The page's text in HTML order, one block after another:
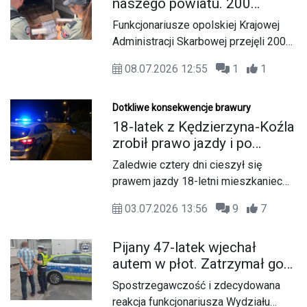
drogą z pierwszeństwem, to
absolutne podstawy bezpiecznej
podróży.
Jednoślad, którym kierował
nastolatek, nie był dopuszczony do
ruchu. Chłopak nie posiadał również
wymaganych uprawnień do kierowania
pojazdem. Sprawa 16-latka będzie
naszego powiatu. 200
tysięcy papierosów bez
akcyzy w dostawczaku
Funkcjonariusze opolskiej Krajowej
Administracji Skarbowej przejęli 200
polskich znaków akcyzy. Do
doszło na terenie powiatu
kędzierzyńsko-kozielskiego, a
wartość kontrabandy oszacowano na
08.07.2026 12:55 1 1
Dotkliwe konsekwencje brawury
18-latek z Kędzierzyna-Koźla
zrobił prawo jazdy i po
czterech dniach je stracił.
Musi też zapłacić 5000
Zaledwie cztery dni cieszył się
prawem jazdy 18-letni mieszkaniec
młody kierowca postanowił sprawdzić
informują policjanci, celowo
wprowadził samochód w poślizg i
doprowadził do zdarzenia
drogowego.
03.07.2026 13:56 9 7
Pijany 47-latek wjechał
autem w płot. Zatrzymał go
policjant drogówki po służbie
Spostrzegawczość i zdecydowana
reakcja funkcjonariusza Wydziału